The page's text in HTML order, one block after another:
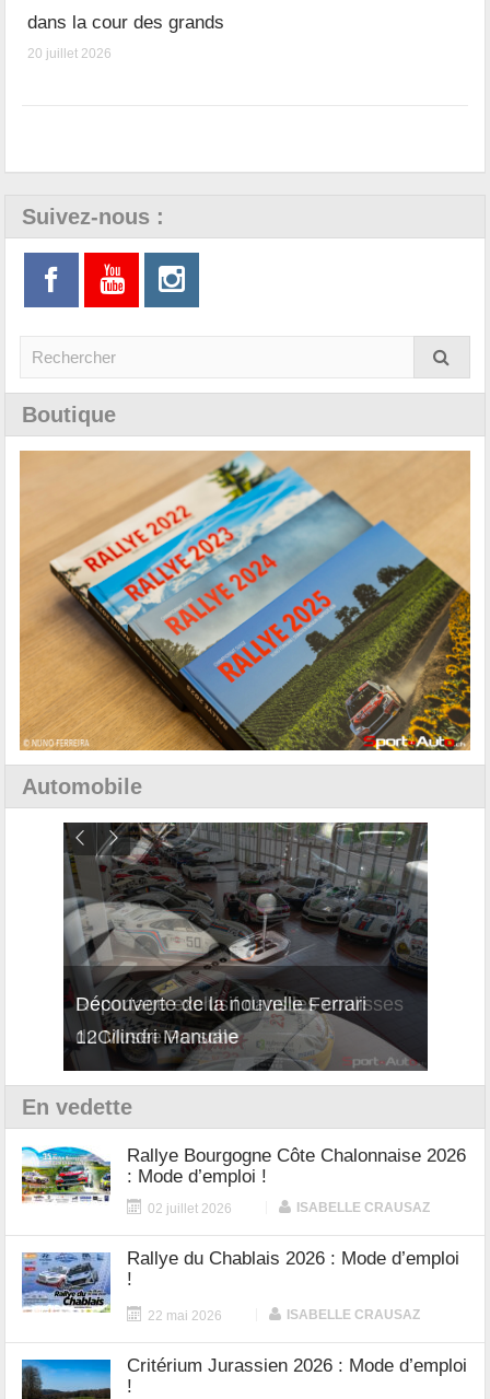
dans la cour des grands
20 juillet 2026
Suivez-nous :
Boutique
Automobile
Découverte de la nouvelle Ferrari
12Cilindri Manuale
En vedette
Rallye Bourgogne Côte Chalonnaise 2026
: Mode d’emploi !
02 juillet 2026 ISABELLE CRAUSAZ
Rallye du Chablais 2026 : Mode d’emploi
!
22 mai 2026 ISABELLE CRAUSAZ
Critérium Jurassien 2026 : Mode d’emploi
!